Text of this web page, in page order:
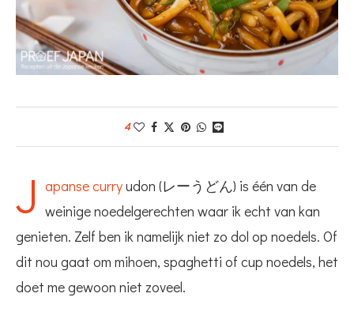
4
J apanse curryudon (レーうどん) is één van de
weinige noedelgerechten waar ik echt van kan
genieten. Zelf ben ik namelijk niet zo dol op noedels. Of
dit nou gaat om mihoen, spaghetti of cup noedels, het
doet me gewoon niet zoveel.